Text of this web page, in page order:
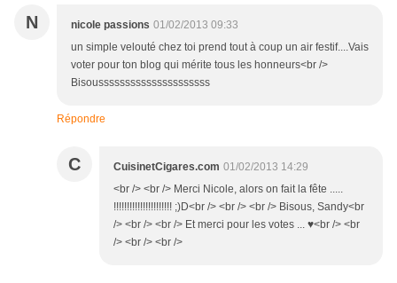
N nicole passions 01/02/2013 09:33
un simple velouté chez toi prend tout à coup un air festif....Vais
voter pour ton blog qui mérite tous les honneurs<br />
Bisousssssssssssssssssssss
Répondre
C CuisinetCigares.com 01/02/2013 14:29
<br /> <br /> Merci Nicole, alors on fait la fête .....
!!!!!!!!!!!!!!!!!!!!!! ;)D<br /> <br /> <br /> Bisous, Sandy<br
/> <br /> <br /> Et merci pour les votes ... ♥<br /> <br
/> <br /> <br />